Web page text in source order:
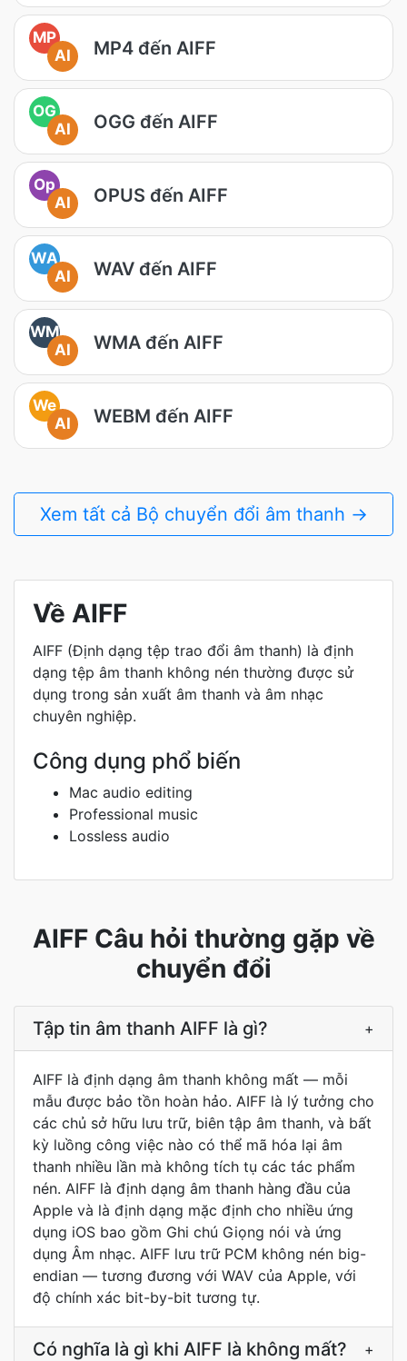
MP
AI
MP4 đến AIFF
OG
AI
OGG đến AIFF
Op
AI
OPUS đến AIFF
WA
AI
WAV đến AIFF
WM
AI
WMA đến AIFF
We
AI
WEBM đến AIFF
Xem tất cả Bộ chuyển đổi âm thanh →
Về AIFF
AIFF (Định dạng tệp trao đổi âm thanh) là định
dạng tệp âm thanh không nén thường được sử
dụng trong sản xuất âm thanh và âm nhạc
chuyên nghiệp.
Công dụng phổ biến
Mac audio editing
Professional music
Lossless audio
AIFF Câu hỏi thường gặp về
chuyển đổi
Tập tin âm thanh AIFF là gì? +
AIFF là định dạng âm thanh không mất — mỗi
mẫu được bảo tồn hoàn hảo. AIFF là lý tưởng cho
các chủ sở hữu lưu trữ, biên tập âm thanh, và bất
kỳ luồng công việc nào có thể mã hóa lại âm
thanh nhiều lần mà không tích tụ các tác phẩm
nén. AIFF là định dạng âm thanh hàng đầu của
Apple và là định dạng mặc định cho nhiều ứng
dụng iOS bao gồm Ghi chú Giọng nói và ứng
dụng Âm nhạc. AIFF lưu trữ PCM không nén big-
endian — tương đương với WAV của Apple, với
độ chính xác bit-by-bit tương tự.
Có nghĩa là gì khi AIFF là không mất? +